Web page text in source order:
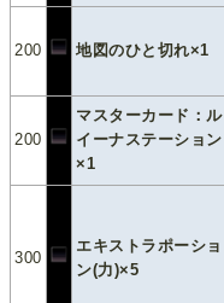
200 地図のひと切れ×1
200
マスターカード：ル
イーナステーション
×1
300
エキストラポーショ
ン(力)×5